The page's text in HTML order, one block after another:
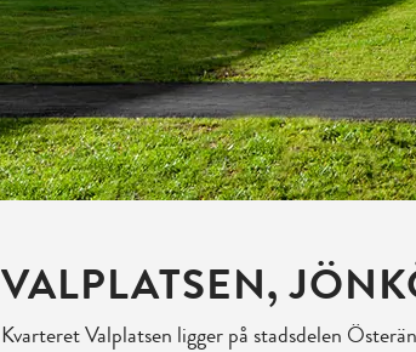
VALPLATSEN,
Kvarteret Valplatsen ligger på stadsdelen